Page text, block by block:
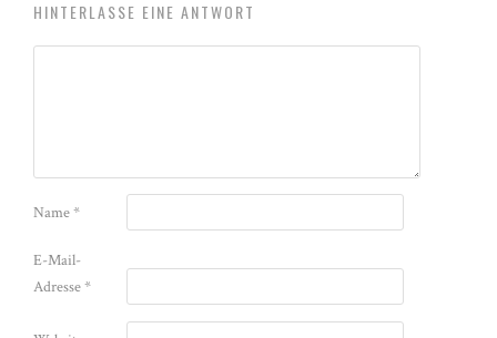
HINTERLASSE EINE ANTWORT
Name*
E-Mail-
Adresse*